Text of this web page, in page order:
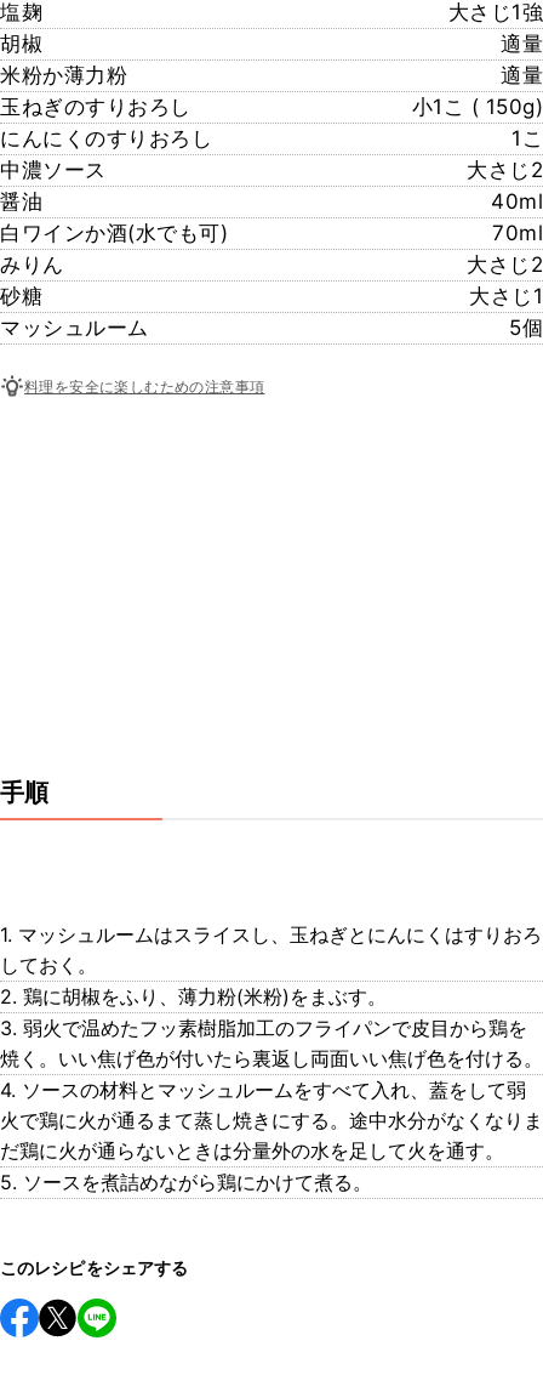
塩麹
大さじ1強
胡椒
適量
米粉か薄力粉
適量
玉ねぎのすりおろし
小1こ ( 150g)
にんにくのすりおろし
1こ
中濃ソース
大さじ2
醤油
40ml
白ワインか酒(水でも可)
70ml
みりん
大さじ2
砂糖
大さじ1
マッシュルーム
5個
料理を安全に楽しむための注意事項
手順
1. マッシュルームはスライスし、玉ねぎとにんにくはすりおろ
しておく。
2. 鶏に胡椒をふり、薄力粉(米粉)をまぶす。
3. 弱火で温めたフッ素樹脂加工のフライパンで皮目から鶏を
焼く。いい焦げ色が付いたら裏返し両面いい焦げ色を付ける。
4. ソースの材料とマッシュルームをすべて入れ、蓋をして弱
火で鶏に火が通るまて蒸し焼きにする。途中水分がなくなりま
だ鶏に火が通らないときは分量外の水を足して火を通す。
5. ソースを煮詰めながら鶏にかけて煮る。
このレシピをシェアする